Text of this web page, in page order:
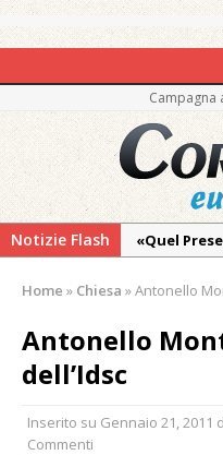
Campagna
Notizie Flash
«Quel
mercatino
La Pro
carnevale
Home » Chiesa »Antonello
Antonello
dell’Idsc
Inserito su Gennaio 21, 2011
Commenti